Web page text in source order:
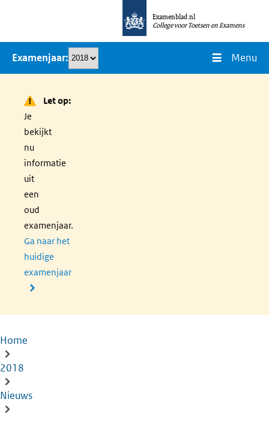
naar
inhoud
Examenblad.nl
College voor Toetsen en Examens
Examenjaar Menu
Let op:
Je
bekijkt
nu
informatie
uit
een
oud
examenjaar.
Ga naar het
huidige
examenjaar
Kruimelpad
Home
2018
Nieuws